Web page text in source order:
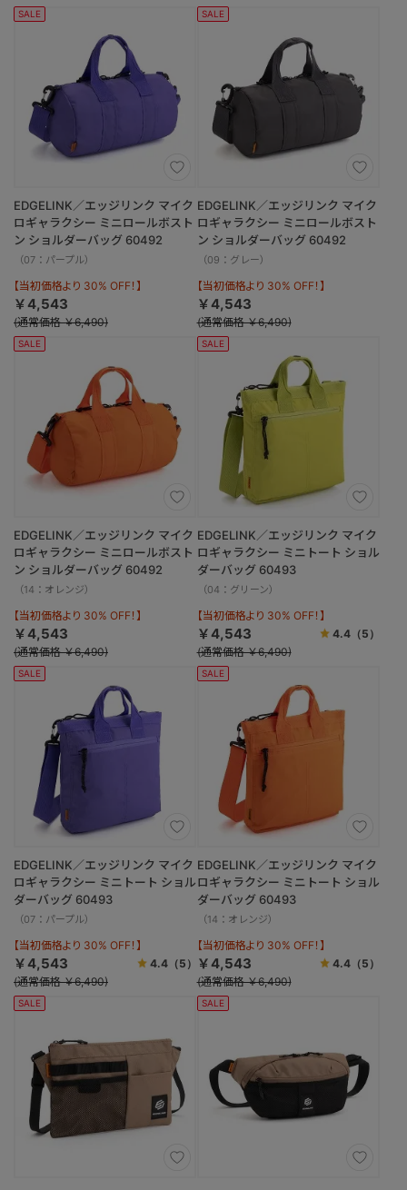
SALE
EDGELINK／エッジリンク マイク
ロギャラクシー ミニロールボスト
ン ショルダーバッグ 60492
（07：パープル）
【当初価格より 30% OFF！】
￥4,543
(通常価格 ￥6,490)
SALE
EDGELINK／エッジリンク マイク
ロギャラクシー ミニロールボスト
ン ショルダーバッグ 60492
（09：グレー）
【当初価格より 30% OFF！】
￥4,543
(通常価格 ￥6,490)
SALE
EDGELINK／エッジリンク マイク
ロギャラクシー ミニロールボスト
ン ショルダーバッグ 60492
（14：オレンジ）
【当初価格より 30% OFF！】
￥4,543
(通常価格 ￥6,490)
SALE
EDGELINK／エッジリンク マイク
ロギャラクシー ミニトート ショル
ダーバッグ 60493
（04：グリーン）
【当初価格より 30% OFF！】
￥4,543 4.4 （5）
(通常価格 ￥6,490)
SALE
EDGELINK／エッジリンク マイク
ロギャラクシー ミニトート ショル
ダーバッグ 60493
（07：パープル）
【当初価格より 30% OFF！】
￥4,543 4.4（5）
(通常価格 ￥6,490)
SALE
EDGELINK／エッジリンク マイク
ロギャラクシー ミニトート ショル
ダーバッグ 60493
（14：オレンジ）
【当初価格より 30% OFF！】
￥4,543 4.4 （5）
(通常価格 ￥6,490)
SALE SALE